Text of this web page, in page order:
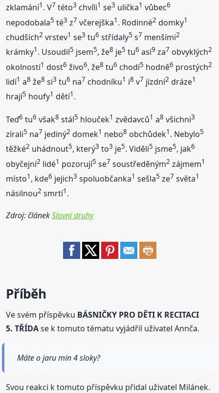
zklamání1 . V7 této3 chvíli1 se3 ulička1 vůbec6
nepodobala5 té3 z7 včerejška1 . Rodinné2 domky1
chudších2 vrstev1 se3 tu6 střídaly5 s7 menšími2
krámky1 . Usoudil5 jsem5, že8 je5 tu6 asi9 za7 obvyklých2
okolností1 dost6 živo6, že8 tu6 chodí5 hodně6 prostých2
lidí1 a8 že8 si3 tu6 na7 chodníku1 i8 v7 jízdní2 dráze1
hrají5 houfy1 dětí1 .
Teď6 tu6 však8 stál5 hlouček1 zvědavců1 a8 všichni3
zírali5 na7 jediný2 domek1 nebo8 obchůdek1 . Nebylo5
těžké2 uhádnout5, který3 to3 je5. Viděli5 jsme5, jak6
obyčejní2 lidé1 pozorují5 se7 soustředěným2 zájmem1
místo1 , kde6 jejich3 spoluobčanka1 sešla5 ze7 světa1
násilnou2 smrtí1 .
Zdroj: článekSlovní druhy
Příběh
Ve svém příspěvku BÁSNIČKY PRO DĚTI K RECITACI
5. TŘÍDAse k tomuto tématu vyjádřil uživatel Annča.
Máte o jaru min 4 sloky?
Svou reakci k tomuto příspěvku přidal uživatel Milánek.